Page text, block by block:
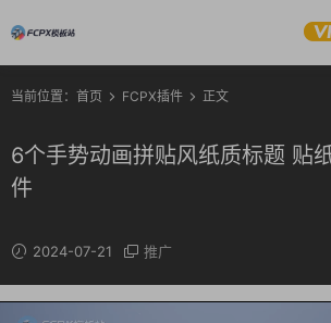
当前位置： 首页 FCPX插件 正文
6个手势动画拼贴风纸质标题 贴
件
2024-07-21 推广